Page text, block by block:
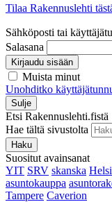
Tilaa Rakennuslehti
Sähköposti tai
Salasana
Kirjaudu sisään
Muista minut
Unohditko
Sulje
Etsi Rakennuslehti.fistä
Hae tältä sivustolta
Haku
Suositut avainsanat
YIT SRV skanska
asuntokauppa
Tampere Caverion